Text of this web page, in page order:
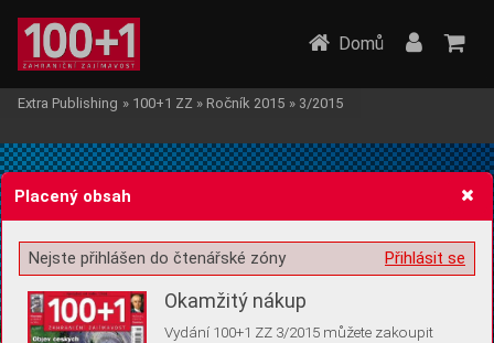
Žádost o souhlas s ukládáním volitelných informací
Domů
Extra Publishing » 100+1 ZZ » Ročník 2015 » 3/2015
Placený obsah
Přihlásit se
Nejste přihlášen do čtenářské zóny
Okamžitý nákup
Vydání 100+1 ZZ 3/2015 můžete zakoupit